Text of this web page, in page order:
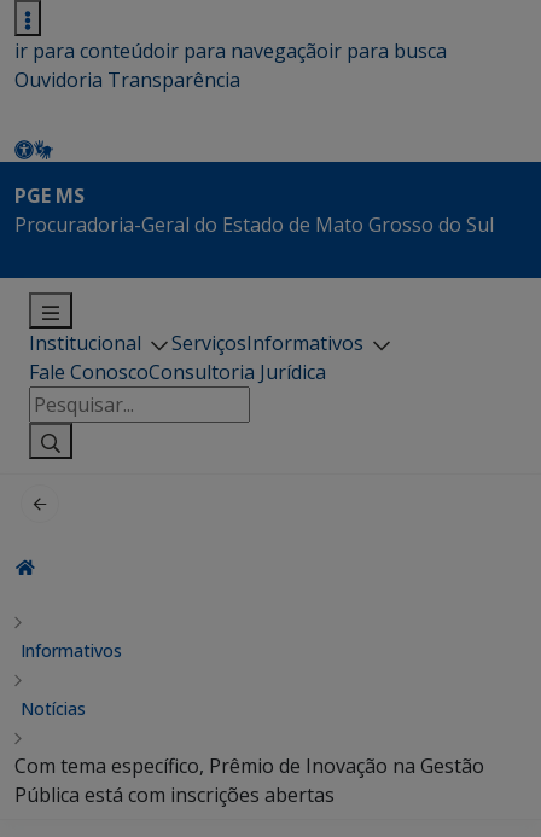
ir para conteúdoir para navegaçãoir para busca
Ouvidoria Transparência
PGE MS
Procuradoria-Geral do Estado de Mato Grosso do Sul
Institucional ServiçosInformativos
Fale ConoscoConsultoria Jurídica
Pesquisar
por:
Informativos
Notícias
Com tema específico, Prêmio de Inovação na Gestão
Pública está com inscrições abertas